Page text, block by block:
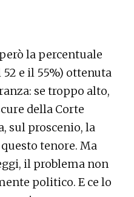
la percentuale
e il 55%) ottenuta
se troppo alto,
della Corte
sul proscenio, la
tenore. Ma
il problema non
politico. E ce lo